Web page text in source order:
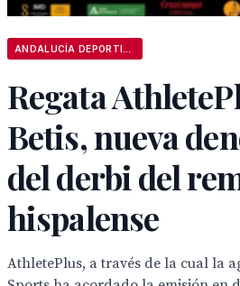
Regata
Betis, nueva
del derbi del
hispalense
AthletePlus, a través de la cual la